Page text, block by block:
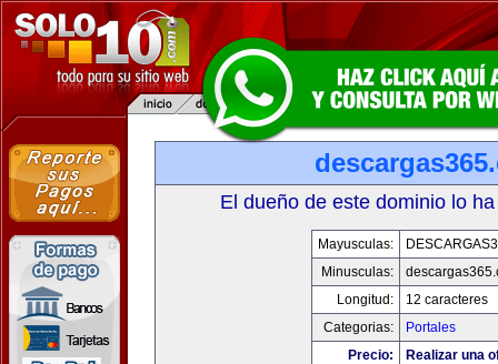
El dueño de este dominio lo
Mayusculas:
Minusculas:
Longitud:
12 caracteres
Categorias:
Portales
Precio:
Realizar una